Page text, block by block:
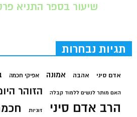
שיעור בספר התניא
תגיות נבחרות
אדם סיני אהבה אמונה אפיקי חכמה
האם מותר לנשים ללמוד קבלה הזוהר
הרב אדם סיני זוגיות